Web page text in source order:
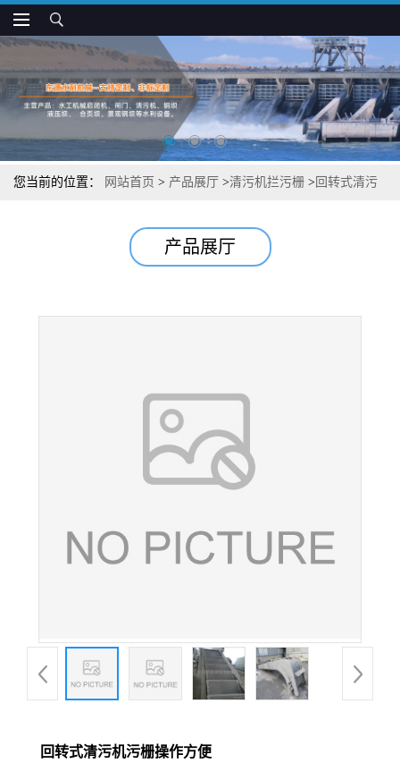
您当前的位置： 网站首页 > 产品展厅 >清污机拦污栅 > 回转式清污
产品展厅
回转式清污机污栅操作方便